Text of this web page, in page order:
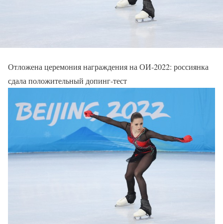
Отложена церемония награждения на ОИ-2022: россиянка
сдала положительный допинг-тест